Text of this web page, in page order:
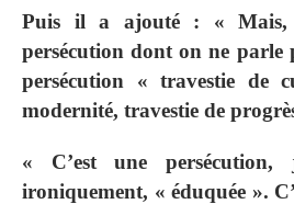
Puis il a ajouté : «
persécution dont on ne parle
persécution « travestie de
modernité, travestie de
« C’est une
ironiquement, « éduquée ».